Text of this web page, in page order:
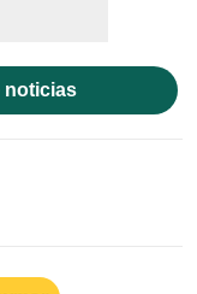
noticias